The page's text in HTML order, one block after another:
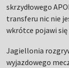
skrzydłowego
transferu nic nie
wkrótce pojawi się
Jagiellonia
wyjazdowego